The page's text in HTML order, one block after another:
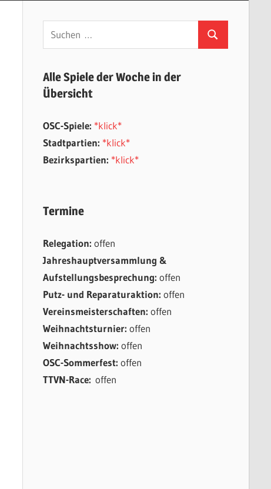
Suchen
nach:
Suchen
Alle Spiele der Woche in der
Übersicht
OSC-Spiele: *klick*
Stadtpartien: *klick*
Bezirkspartien: *klick*
Termine
Relegation: offen
Jahreshauptversammlung &
Aufstellungsbesprechung: offen
Putz- und Reparaturaktion: offen
Vereinsmeisterschaften: offen
Weihnachtsturnier: offen
Weihnachtsshow: offen
OSC-Sommerfest: offen
TTVN-Race: offen